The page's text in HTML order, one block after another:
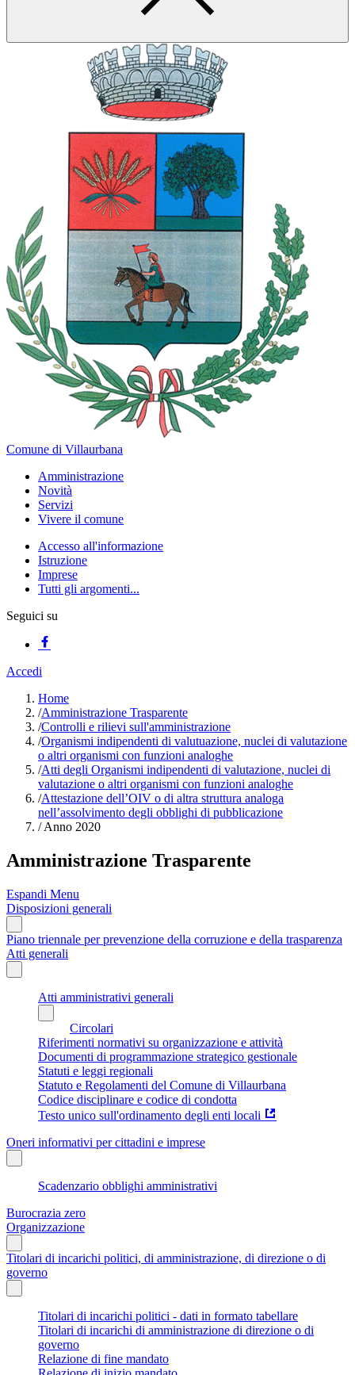
Comune di Villaurbana
Amministrazione
Novità
Servizi
Vivere il comune
Accesso all'informazione
Istruzione
Imprese
Tutti gli argomenti...
Seguici su
Accedi
Home
/Amministrazione Trasparente
/Controlli e rilievi sull'amministrazione
/Organismi indipendenti di valutuazione, nuclei di valutazione
o altri organismi con funzioni analoghe
/Atti degli Organismi indipendenti di valutazione, nuclei di
valutazione o altri organismi con funzioni analoghe
/Attestazione dell’OIV o di altra struttura analoga
nell’assolvimento degli obblighi di pubblicazione
/Anno 2020
Amministrazione Trasparente
Espandi Menu
Disposizioni generali
Piano triennale per prevenzione della corruzione e della trasparenza
Atti generali
Atti amministrativi generali
Circolari
Riferimenti normativi su organizzazione e attività
Documenti di programmazione strategico gestionale
Statuti e leggi regionali
Statuto e Regolamenti del Comune di Villaurbana
Codice disciplinare e codice di condotta
Testo unico sull'ordinamento degli enti locali
Oneri informativi per cittadini e imprese
Scadenzario obblighi amministrativi
Burocrazia zero
Organizzazione
Titolari di incarichi politici, di amministrazione, di direzione o di
governo
Titolari di incarichi politici - dati in formato tabellare
Titolari di incarichi di amministrazione di direzione o di
governo
Relazione di fine mandato